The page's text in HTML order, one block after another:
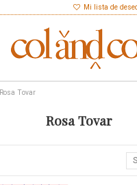
Mi lista de
Rosa Tovar
Rosa Tovar